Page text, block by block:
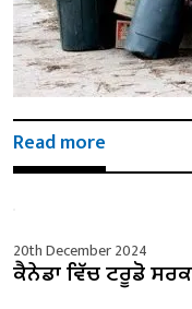
Read more
20th December 2024
ਕੈਨੇਡਾ ਵਿੱਚ ਟਰੂਡੋ